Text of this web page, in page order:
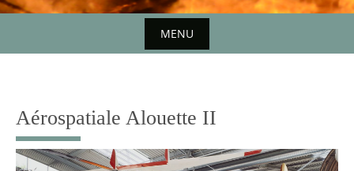
MENU
content
Aérospatiale Alouette II